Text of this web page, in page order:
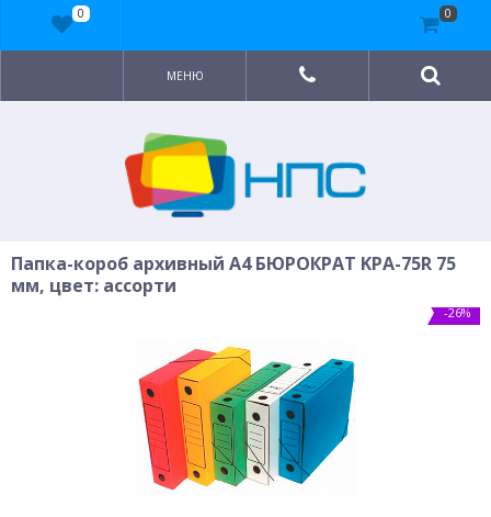
МЕНЮ
Папка-короб архивный A4 БЮРОКРАТ KPA-75R 75
мм, цвет: ассорти
-26%
0 0